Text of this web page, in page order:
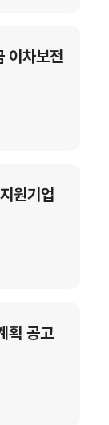
이차보전
원기업
획 공고